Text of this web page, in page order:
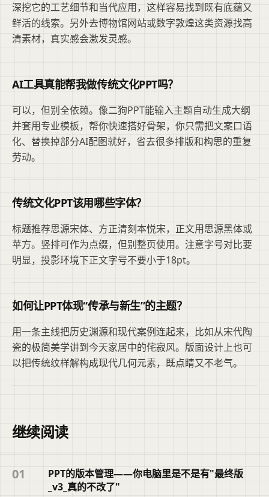
深挖它的工艺细节和当代应用，这样容易找到既有底蕴又
鲜活的线索。另外去博物馆网站或数字敦煌这类资源找高
清素材，真实感会激发灵感。
AI工具真能帮我做传统文化PPT吗？
可以，但别全依赖。像二狗PPT能输入主题自动生成大纲
并套用专业模板，帮你快速搭好骨架，你只需把文案口语
化、替换掉部分AI配图就好，省去很多排版和构思的重复
劳动。
传统文化PPT该用哪些字体？
标题推荐思源宋体、方正清刻本悦宋，正文用思源黑体或
苹方。竖排可作为点缀，但别整页使用。注意字号对比要
明显，投影环境下正文字号不要小于18pt。
如何让PPT体现“传承与新生”的主题？
用一条主线把历史渊源和现代案例连起来，比如从宋代陶
瓷的极简美学讲到今天家居中的侘寂风。版面设计上也可
以把传统纹样解构成现代几何元素，既点睛又不老气。
继续阅读
01
PPT的版本管理——你电脑里是不是有"最终版
_v3_真的不改了"